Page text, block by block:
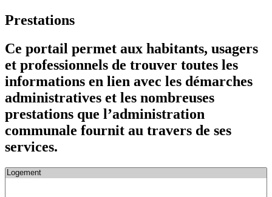
Prestations
Ce portail permet aux habitants, usagers
et professionnels de trouver toutes les
informations en lien avec les démarches
administratives et les nombreuses
prestations que l’administration
communale fournit au travers de ses
services.